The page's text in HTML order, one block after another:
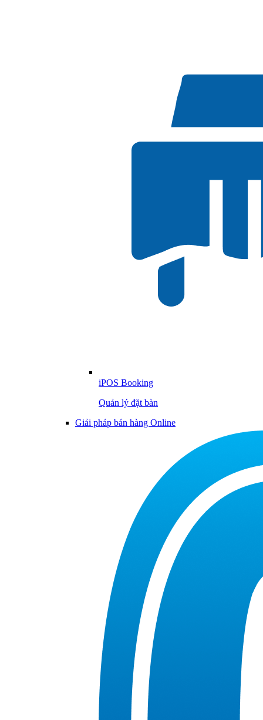
iPOS Booking
Quản lý đặt bàn
Giải pháp bán hàng Online